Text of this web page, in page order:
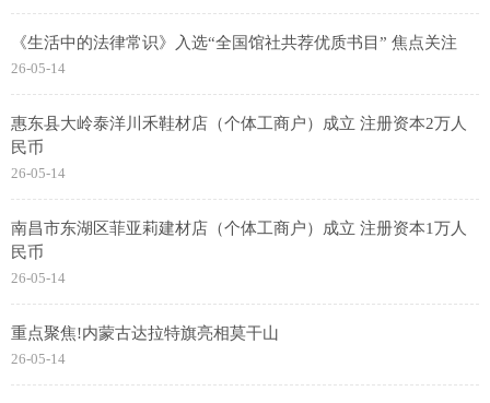
《生活中的法律常识》入选“全国馆社共荐优质书目” 焦点关注
26-05-14
惠东县大岭泰洋川禾鞋材店（个体工商户）成立 注册资本2万人
民币
26-05-14
南昌市东湖区菲亚莉建材店（个体工商户）成立 注册资本1万人
民币
26-05-14
重点聚焦!内蒙古达拉特旗亮相莫干山
26-05-14